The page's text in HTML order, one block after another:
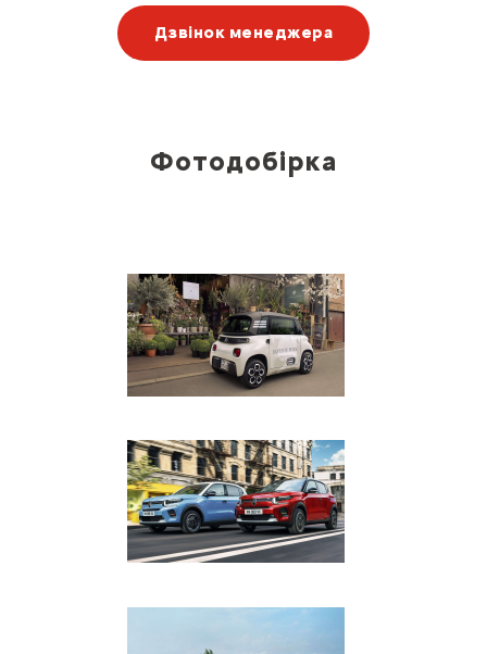
Дзвінок менеджера
Фотодобірка